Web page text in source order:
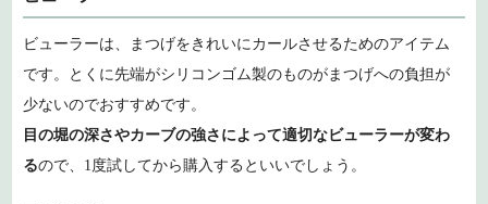
ビューラーは、まつげをきれいにカールさせるためのアイテム
です。とくに先端がシリコンゴム製のものがまつげへの負担が
少ないのでおすすめです。
目の堀の深さやカーブの強さによって適切なビューラーが変わ
るので、1度試してから購入するといいでしょう。